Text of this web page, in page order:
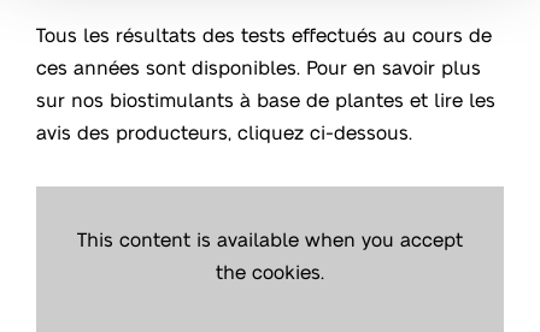
Tous les résultats des tests effectués au cours de
ces années sont disponibles. Pour en savoir plus
sur nos biostimulants à base de plantes et lire les
avis des producteurs, cliquez ci-dessous.
This content is available when you accept
the cookies.